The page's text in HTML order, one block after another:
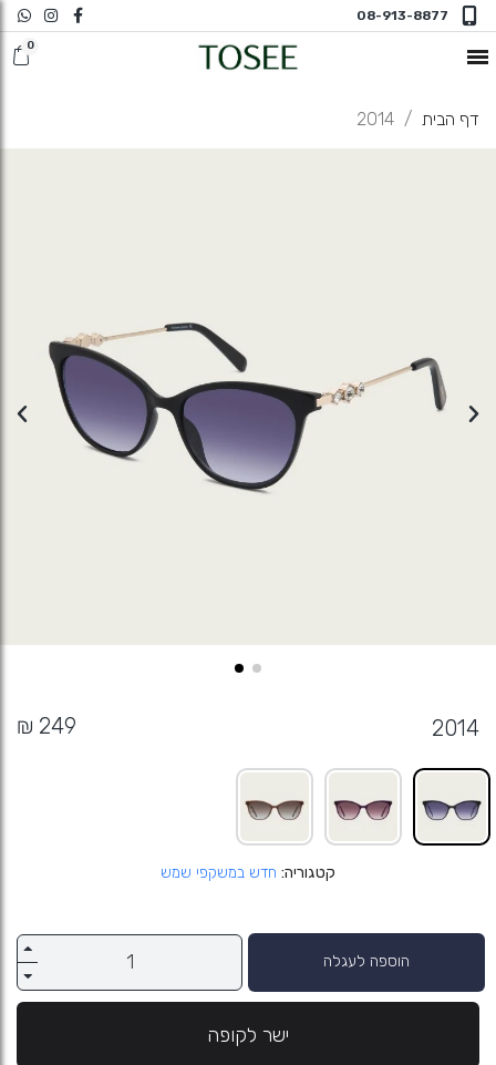
08-913-8877
חדש במשקפי ראיה
דף הבית 2014
2014
קטגוריה חדש במשקפי שמש
הוספה לעגלה
ישר לקופה